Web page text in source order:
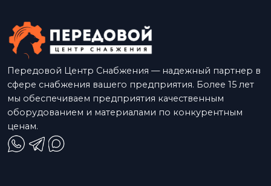
Передовой Центр Снабжения — надежный партнер в
сфере снабжения вашего предприятия. Более 15 лет
мы обеспечиваем предприятия качественным
оборудованием и материалами по конкурентным
ценам.